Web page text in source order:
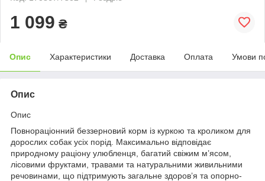
1 099 ₴
Опис Характеристики Доставка Оплата Умови
Опис
Опис
Повнораціонний беззерновий корм із куркою та кроликом для
дорослих собак усіх порід. Максимально відповідає
природному раціону улюбленця, багатий свіжим м’ясом,
лісовими фруктами, травами та натуральними живильними
речовинами, що підтримують загальне здоров’я та опорно-